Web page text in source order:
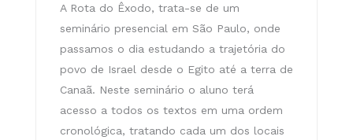
A Rota do Êxodo, trata-se de um
seminário presencial em São Paulo, onde
passamos o dia estudando a trajetória do
povo de Israel desde o Egito até a terra de
Canaã. Neste seminário o aluno terá
acesso a todos os textos em uma ordem
cronológica, tratando cada um dos locais